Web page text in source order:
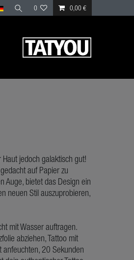
0 0,00 €
jedoch galaktisch gut!
auf Papier zu
Auge, bietet das Design ein
neuen Stil auszuprobieren,
mit Wasser auftragen.
abziehen, Tattoo mit
anfeuchten, 20 Sekunden